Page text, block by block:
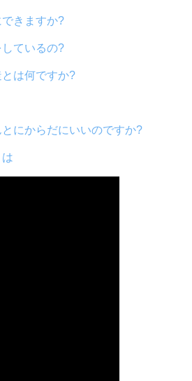
きますか?
ているの?
は何ですか?
にからだにいいのですか?